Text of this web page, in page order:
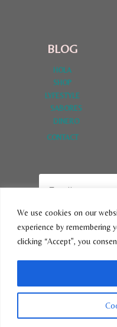
We use cookies on our
experience by remembering
clicking “Accept”, you
BLOG
HOLA
SHOP
LYFESTYLE
SABORES
DINERO
CONTACT